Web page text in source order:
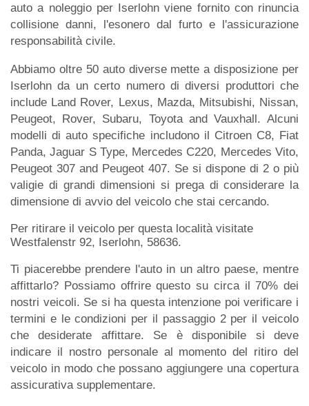
auto a noleggio per Iserlohn viene fornito con rinuncia
collisione danni, l'esonero dal furto e l'assicurazione
responsabilità civile.
Abbiamo oltre 50 auto diverse mette a disposizione per
Iserlohn da un certo numero di diversi produttori che
include Land Rover, Lexus, Mazda, Mitsubishi, Nissan,
Peugeot, Rover, Subaru, Toyota and Vauxhall. Alcuni
modelli di auto specifiche includono il Citroen C8, Fiat
Panda, Jaguar S Type, Mercedes C220, Mercedes Vito,
Peugeot 307 and Peugeot 407. Se si dispone di 2 o più
valigie di grandi dimensioni si prega di considerare la
dimensione di avvio del veicolo che stai cercando.
Per ritirare il veicolo per questa località visitate
Westfalenstr 92, Iserlohn, 58636.
Ti piacerebbe prendere l'auto in un altro paese, mentre
affittarlo? Possiamo offrire questo su circa il 70% dei
nostri veicoli. Se si ha questa intenzione poi verificare i
termini e le condizioni per il passaggio 2 per il veicolo
che desiderate affittare. Se è disponibile si deve
indicare il nostro personale al momento del ritiro del
veicolo in modo che possano aggiungere una copertura
assicurativa supplementare.